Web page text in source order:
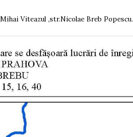
Viteazul ,str.Nicolae Breb Popescu.